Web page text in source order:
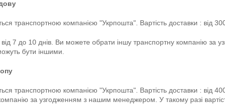
транспортною компанією "Укрпошта". Вартість доставки : від
7 до 10 днів. Ви можете обрати іншу транспортну компанію за
бути іншими.
транспортною компанією "Укрпошта". Вартість доставки : від
за узгодженням з нашим менеджером. У такому разі